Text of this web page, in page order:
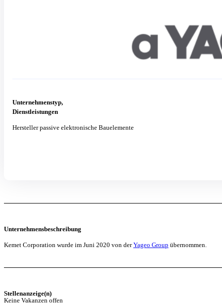
Unternehmenstyp,
Dienstleistungen
Hersteller passive elektronische Bauelemente
Unternehmensbeschreibung
Kemet Corporation wurde im Juni 2020 von derYageo Group übernommen.
Stellenanzeige(n)
Keine Vakanzen offen